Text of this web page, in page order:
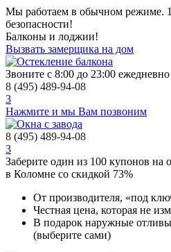
Мы работаем в обычном режиме.
безопасности!
Балконы и лоджии!
Вызвать замерщика на дом
Звоните с 8:00 до 23:00 ежедневно
8 (495) 489-94-08
3
Нажмите и мы Вам позвоним
8 (495) 489-94-08
3
Заберите один из 100 купонов на
в Коломне со скидкой 73%
От производителя, «под
Честная цена, которая не
В подарок наружные
(выберите сами)